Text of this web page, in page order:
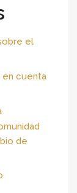
el
cuenta
de